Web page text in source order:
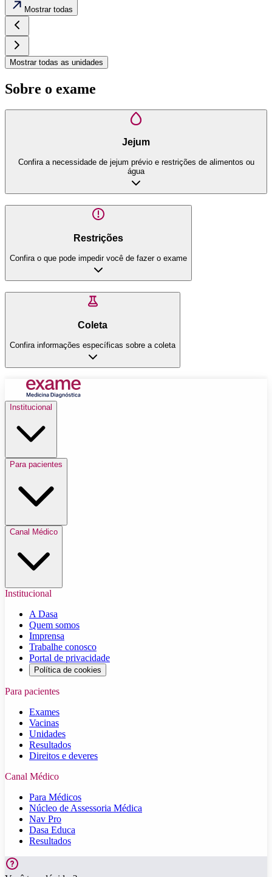
Mostrar todas
Mostrar todas as unidades
Sobre o exame
Jejum
Confira a necessidade de jejum prévio e restrições de alimentos ou
água
Restrições
Confira o que pode impedir você de fazer o exame
Coleta
Confira informações específicas sobre a coleta
Institucional
Para pacientes
Canal Médico
Institucional
A Dasa
Quem somos
Imprensa
Trabalhe conosco
Portal de privacidade
Política de cookies
Para pacientes
Exames
Vacinas
Unidades
Resultados
Direitos e deveres
Canal Médico
Para Médicos
Núcleo de Assessoria Médica
Nav Pro
Dasa Educa
Resultados